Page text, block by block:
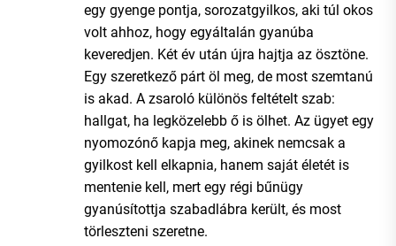
egy gyenge pontja, sorozatgyilkos, aki túl okos
volt ahhoz, hogy egyáltalán gyanúba
keveredjen. Két év után újra hajtja az ösztöne.
Egy szeretkező párt öl meg, de most szemtanú
is akad. A zsaroló különös feltételt szab:
hallgat, ha legközelebb ő is ölhet. Az ügyet egy
nyomozónő kapja meg, akinek nemcsak a
gyilkost kell elkapnia, hanem saját életét is
mentenie kell, mert egy régi bűnügy
gyanúsítottja szabadlábra került, és most
törleszteni szeretne.